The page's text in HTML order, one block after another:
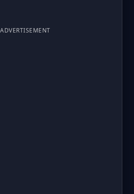
ADVERTISEMENT